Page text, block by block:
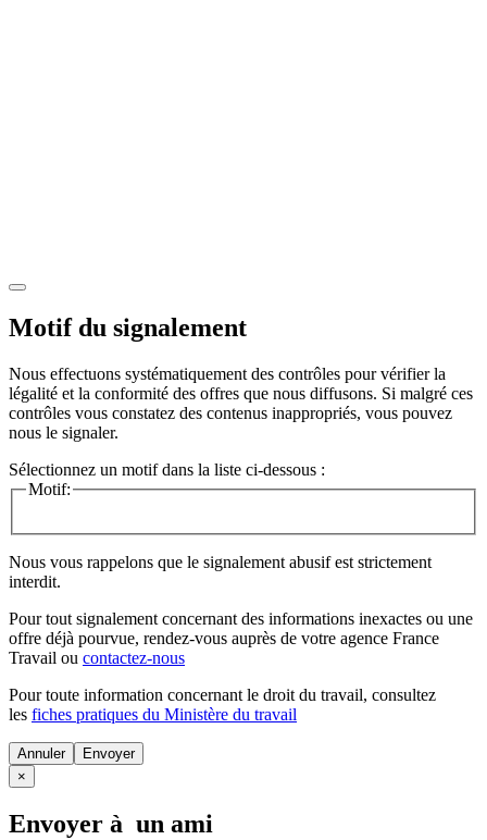
Motif du signalement
Nous effectuons systématiquement des contrôles pour vérifier la
légalité et la conformité des offres que nous diffusons. Si malgré ces
contrôles vous constatez des contenus inappropriés, vous pouvez
nous le signaler.
Sélectionnez un motif dans la liste ci-dessous :
Motif:
Nous vous rappelons que le signalement abusif est strictement
interdit.
Pour tout signalement concernant des informations inexactes ou une
offre déjà pourvue, rendez-vous auprès de votre agence France
Travail ou contactez-nous
Pour toute information concernant le droit du travail, consultez
les fiches pratiques du Ministère du travail
Annuler
×
Envoyer à un ami